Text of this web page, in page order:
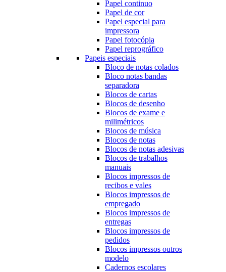
Papel continuo
Papel de cor
Papel especial para
impressora
Papel fotocópia
Papel reprográfico
Papeis especiais
Bloco de notas colados
Bloco notas bandas
separadora
Blocos de cartas
Blocos de desenho
Blocos de exame e
milimétricos
Blocos de música
Blocos de notas
Blocos de notas adesivas
Blocos de trabalhos
manuais
Blocos impressos de
recibos e vales
Blocos impressos de
empregado
Blocos impressos de
entregas
Blocos impressos de
pedidos
Blocos impressos outros
modelo
Cadernos escolares